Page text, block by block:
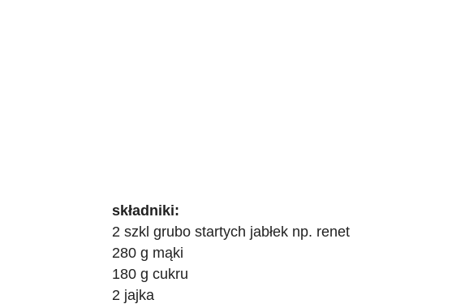
składniki:
2 szkl grubo startych jabłek np. renet
280 g mąki
180 g cukru
2 jajka